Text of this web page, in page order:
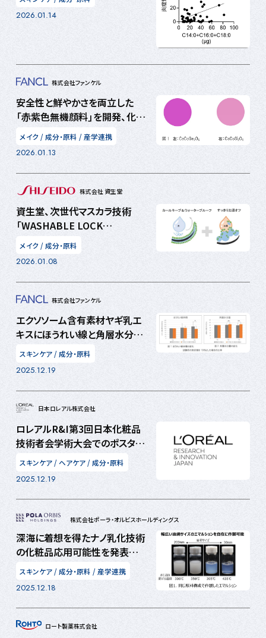
IL-8遺伝子発現を抑制
2026.01.14
株式会社ファンケル
安全性と鮮やかさを両立した
「赤紫色無機顔料」を開発、化粧
品への応用へ〜 株式会社ファン
ケル、鳥取大学との共同研究成
果を発表 〜
メイク / 成分・原料 / 産学連携
2026.01.13
株式会社 資生堂
資生堂、次世代マスカラ技術
「WASHABLE LOCK
TECHNOLOGY™」を開発 ～
新フィルム開発で優れたカール
キープ力と簡単オフを同時実現
～
メイク / 成分・原料
2026.01.08
株式会社ファンケル
エクソソーム含有素材ヤギ乳エ
キスにほうれい線と角層水分量
の改善効果を確認
スキンケア / 成分・原料
2025.12.19
日本ロレアル株式会社
ロレアルR&I第3回日本化粧品
技術者会学術大会でのポスター
発表 革新的なクレンザー技術
からメイクアップによる肌性状の
改善、匂いが心的状態に及ぼす
影響まで
スキンケア /ヘアケア / 成分・原料
2025.12.19
株式会社ポーラ・オルビスホールディングス
深海に着想を得たナノ乳化技術
の化粧品応用可能性を発表
テクニカルディベロップメントセ
ンター（TDC）で異分野共創型
モノづくりを加速
スキンケア / 成分・原料 / 産学連携
2025.12.18
ロート製薬株式会社